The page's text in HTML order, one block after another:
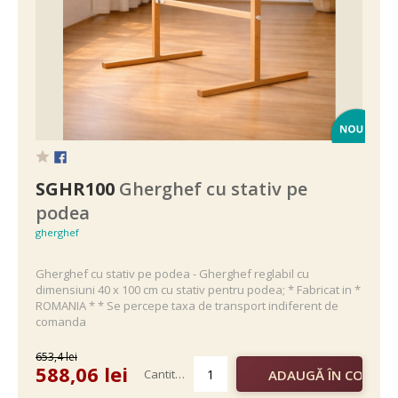
SGHR100 Gherghef cu stativ pe
podea
gherghef
Gherghef cu stativ pe podea - Gherghef reglabil cu
dimensiuni 40 x 100 cm cu stativ pentru podea; * Fabricat in *
ROMANIA * * Se percepe taxa de transport indiferent de
comanda
653,4lei
588,06 lei Cantitate